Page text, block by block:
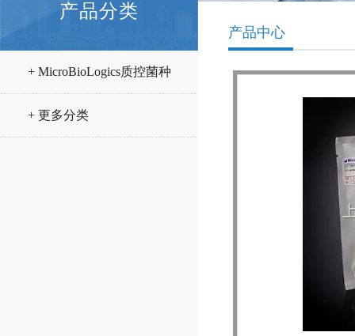
产品分类
+ MicroBioLogics质控菌种
+ 更多分类
产品中心